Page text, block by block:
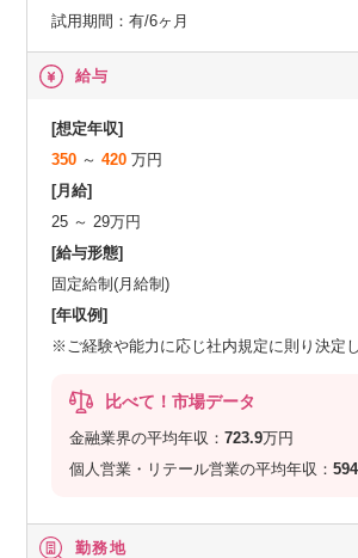
試用期間：有/6ヶ月
給与
[想定年収]
350 ～420 万円
[月給]
25 ～ 29万円
[給与形態]
固定給制(月給制)
[年収例]
※ご経験や能力に応じ社内規定に則り決定し
比べて！市場データ
金融業界の平均年収：723.9万円
個人営業・リテール営業の平均年収：
勤務地